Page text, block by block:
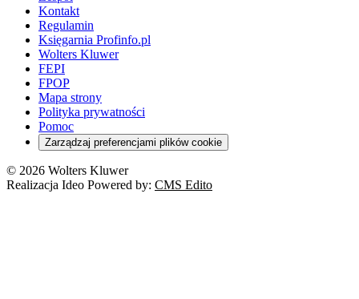
Kontakt
Regulamin
Księgarnia Profinfo.pl
Wolters Kluwer
FEPI
FPOP
Mapa strony
Polityka prywatności
Pomoc
Zarządzaj preferencjami plików cookie
© 2026 Wolters Kluwer
Realizacja Ideo Powered by: CMS Edito